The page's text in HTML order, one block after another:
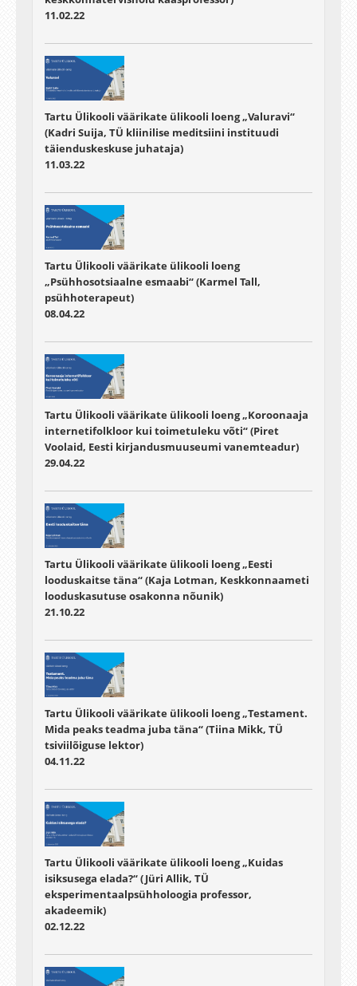
11.02.22
Tartu Ülikooli väärikate ülikooli loeng „Valuravi“
(Kadri Suija, TÜ kliinilise meditsiini instituudi
täienduskeskuse juhataja)
11.03.22
Tartu Ülikooli väärikate ülikooli loeng
„Psühhosotsiaalne esmaabi“ (Karmel Tall,
psühhoterapeut)
08.04.22
Tartu Ülikooli väärikate ülikooli loeng „Koroonaaja
internetifolkloor kui toimetuleku võti“ (Piret
Voolaid, Eesti kirjandusmuuseumi vanemteadur)
29.04.22
Tartu Ülikooli väärikate ülikooli loeng „Eesti
looduskaitse täna“ (Kaja Lotman, Keskkonnaameti
looduskasutuse osakonna nõunik)
21.10.22
Tartu Ülikooli väärikate ülikooli loeng „Testament.
Mida peaks teadma juba täna“ (Tiina Mikk, TÜ
tsiviilõiguse lektor)
04.11.22
Tartu Ülikooli väärikate ülikooli loeng „Kuidas
isiksusega elada?“ (Jüri Allik, TÜ
eksperimentaalpsühholoogia professor,
akadeemik)
02.12.22